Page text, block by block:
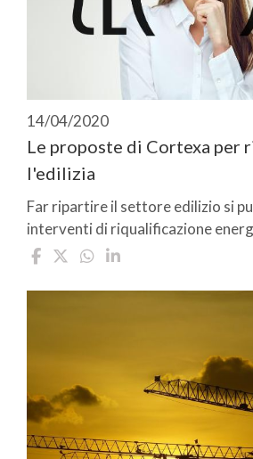
14/04/2020
Le proposte di Cortexa per
l'edilizia
Far ripartire il settore edilizio si
interventi di riqualificazione